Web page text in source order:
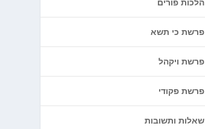
הלכות פורים
פרשת כי תשא
פרשת ויקהל
פרשת פקודי
שאלות ותשובות